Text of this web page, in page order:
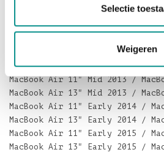
Selectie
Weigeren
MacBook Pro Retina 13" Early
MacBook Pro Retina 15" Mid
MacBook Air
MacBook Air 11" Mid 2013 /
MacBook Air 13" Mid 2013 /
MacBook Air 11" Early 2014 /
MacBook Air 13" Early 2014 /
MacBook Air 11" Early 2015 /
MacBook Air 13" Early 2015 /